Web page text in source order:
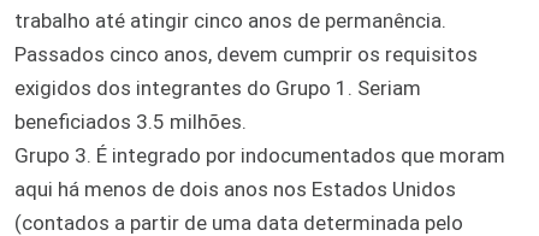
trabalho até atingir cinco anos de permanência.
Passados cinco anos, devem cumprir os requisitos
exigidos dos integrantes do Grupo 1. Seriam
beneficiados 3.5 milhões.
Grupo 3. É integrado por indocumentados que moram
aqui há menos de dois anos nos Estados Unidos
(contados a partir de uma data determinada pelo